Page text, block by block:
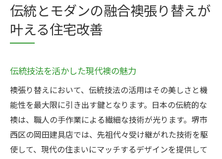
伝統とモダンの融合襖張り替えが
叶える住宅改善
伝統技法を活かした現代襖の魅力
襖張り替えにおいて、伝統技法の活用はその美しさと機
能性を最大限に引き出す鍵となります。日本の伝統的な
襖は、職人の手作業による繊細な技術が光ります。堺市
西区の岡田建具店では、先祖代々受け継がれた技術を駆
使して、現代の住まいにマッチするデザインを提供して